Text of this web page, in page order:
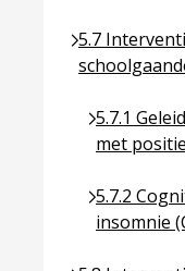
5.7
Ga naar
5.7.1
met
Ga naar
5.7.2
insomnie
Ga naar